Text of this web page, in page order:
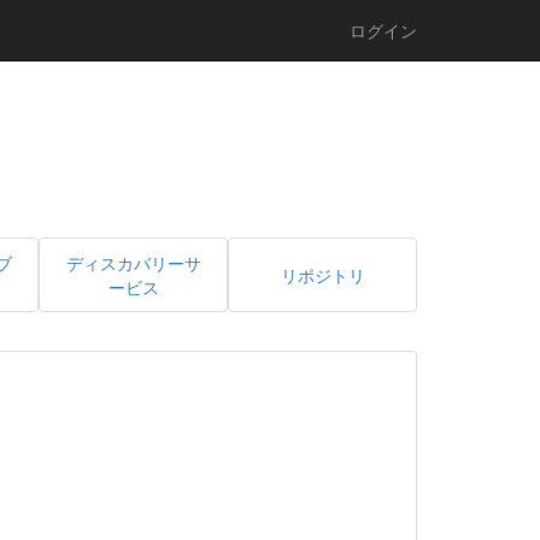
ログイン
ディスカバリーサ
ービス
リポジトリ